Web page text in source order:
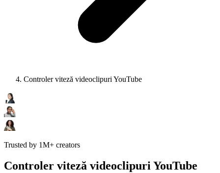
Controler viteză videoclipuri YouTube
Trusted by 1M+ creators
Controler viteză videoclipuri YouTube